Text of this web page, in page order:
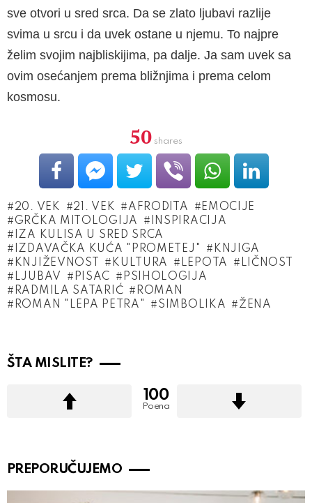
sve otvori u sred srca. Da se zlato ljuba­vi razlije
svima u srcu i da uvek ostane u njemu. To najpre
želim svojim najbliskijima, pa dalje. Ja sam uvek sa
ovim osećanjem prema bližnjima i prema celom
kosmosu.
50 shares
20. VEK 21. VEK AFRODITA
EMOCIJE
GRČKA MITOLOGIJA
INSPIRACIJA
IZA KULISA U SRED SRCA
IZDAVAČKA KUĆA "PROMETEJ"
KNJIGA
KNJIŽEVNOST
KULTURA LEPOTA
LIČNOST
LJUBAV
PISAC
PSIHOLOGIJA
RADMILA SATARIĆ
ROMAN
ROMAN "LEPA PETRA"
SIMBOLIKA ŽENA
ŠTA MISLITE?
100
Poena
PREPORUČUJEMO